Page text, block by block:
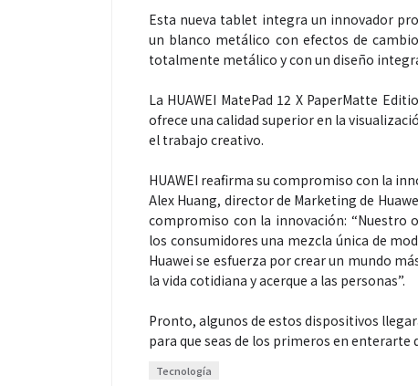
Esta nueva tablet integra un innovador
un blanco metálico con efectos de
totalmente metálico y con un diseño
La HUAWEI MatePad 12 X PaperMatte
ofrece una calidad superior en la
el trabajo creativo.
HUAWEI reafirma su compromiso con la
Alex Huang, director de Marketing de
compromiso con la innovación: “Nuestro
los consumidores una mezcla única de
Huawei se esfuerza por crear un mundo
la vida cotidiana y acerque a las personas”.
Pronto, algunos de estos dispositivos
para que seas de los primeros en enterarte
Tecnología